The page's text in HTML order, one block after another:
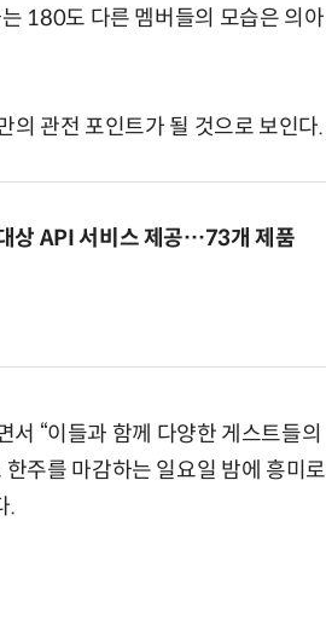
180도 다른 멤버들의 모습은 의아
의 관전 포인트가 될 것으로 보인다.
상 API 서비스 제공…73개 제품
서 “이들과 함께 다양한 게스트들의
주를 마감하는 일요일 밤에 흥미로
.